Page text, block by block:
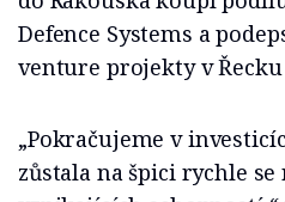
Defence Systems a
venture projekty v
„Pokračujeme v
zůstala na špici rychle